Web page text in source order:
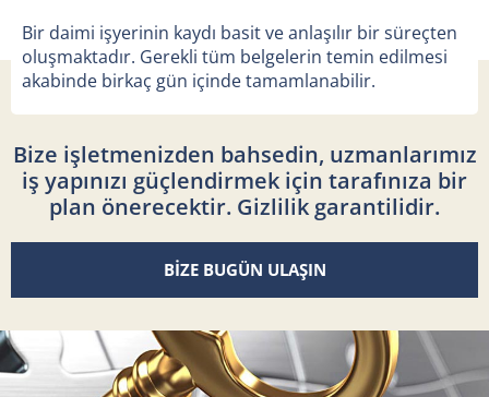
Bir daimi işyerinin kaydı basit ve anlaşılır bir süreçten
oluşmaktadır. Gerekli tüm belgelerin temin edilmesi
akabinde birkaç gün içinde tamamlanabilir.
Bize işletmenizden bahsedin, uzmanlarımız
iş yapınızı güçlendirmek için tarafınıza bir
plan önerecektir. Gizlilik garantilidir.
BİZE BUGÜN ULAŞIN